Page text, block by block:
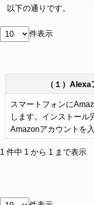
以下の通りです。
件表示
（１）
スマートフォンに
します。インストール
Amazonアカウントを
1 件中 1 から 1 まで表示